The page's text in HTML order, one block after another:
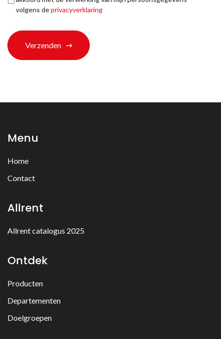
terechtgekomen?
volgens deprivacyverklaring
Verzenden
Menu
Home
Contact
Allrent
Allrent catalogus 2025
Ontdek
Producten
Departementen
Doelgroepen